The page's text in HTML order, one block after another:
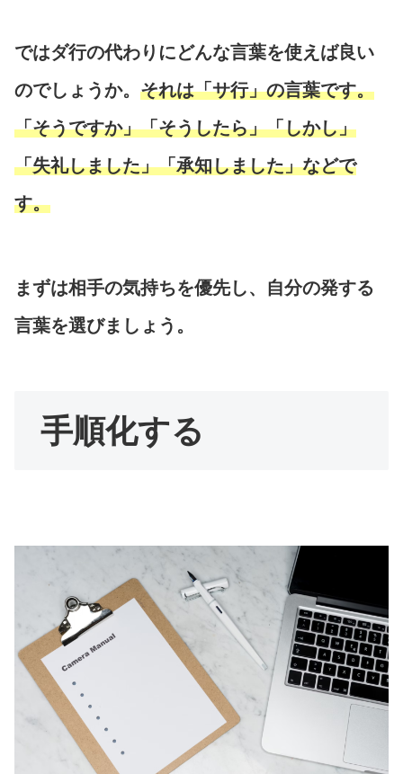
ではダ行の代わりにどんな言葉を使えば良い
のでしょうか。 それは「サ行」の言葉です。
「そうですか」「そうしたら」「しかし」
「失礼しました」「承知しました」などで
す。
まずは相手の気持ちを優先し、自分の発する
言葉を選びましょう。
手順化する